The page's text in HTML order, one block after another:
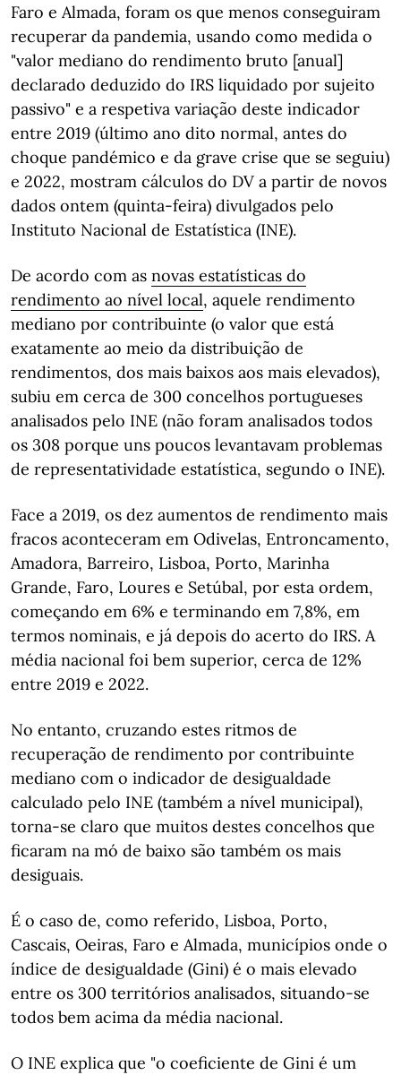
Faro e Almada, foram os que menos conseguiram
recuperar da pandemia, usando como medida o
"valor mediano do rendimento bruto [anual]
declarado deduzido do IRS liquidado por sujeito
passivo" e a respetiva variação deste indicador
entre 2019 (último ano dito normal, antes do
choque pandémico e da grave crise que se seguiu)
e 2022, mostram cálculos do DV a partir de novos
dados ontem (quinta-feira) divulgados pelo
Instituto Nacional de Estatística (INE).
De acordo com as novas estatísticas do
rendimento ao nível local, aquele rendimento
mediano por contribuinte (o valor que está
exatamente ao meio da distribuição de
rendimentos, dos mais baixos aos mais elevados),
subiu em cerca de 300 concelhos portugueses
analisados pelo INE (não foram analisados todos
os 308 porque uns poucos levantavam problemas
de representatividade estatística, segundo o INE).
Face a 2019, os dez aumentos de rendimento mais
fracos aconteceram em Odivelas, Entroncamento,
Amadora, Barreiro, Lisboa, Porto, Marinha
Grande, Faro, Loures e Setúbal, por esta ordem,
começando em 6% e terminando em 7,8%, em
termos nominais, e já depois do acerto do IRS. A
média nacional foi bem superior, cerca de 12%
entre 2019 e 2022.
No entanto, cruzando estes ritmos de
recuperação de rendimento por contribuinte
mediano com o indicador de desigualdade
calculado pelo INE (também a nível municipal),
torna-se claro que muitos destes concelhos que
ficaram na mó de baixo são também os mais
desiguais.
É o caso de, como referido, Lisboa, Porto,
Cascais, Oeiras, Faro e Almada, municípios onde o
índice de desigualdade (Gini) é o mais elevado
entre os 300 territórios analisados, situando-se
todos bem acima da média nacional.
O INE explica que "o coeficiente de Gini é um